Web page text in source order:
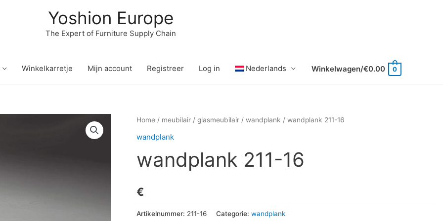
Yoshion Europe
The Expert of Furniture Supply Chain
Winkelkarretje Mijn account Registreer Log in Nederlands Winkelwagen/€0.00 0
Home / meubilair /glasmeubilair /wandplank / wandplank 211-16
wandplank
wandplank 211-16
€
Artikelnummer: 211-16 Categorie:wandplank